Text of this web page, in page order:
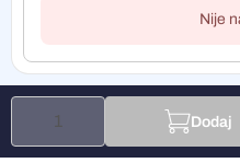
Nije
Dodaj